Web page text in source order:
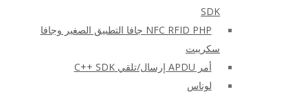
SDK
NFC RFID PHP جافا التطبيق الصغير وجافا
سكريبت
أمر APDU إرسال/تلقي C++ SDK
لوناس